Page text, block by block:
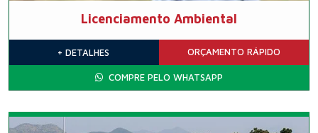
Licenciamento Ambiental
+ DETALHES ORÇAMENTO RÁPIDO
COMPRE PELO WHATSAPP